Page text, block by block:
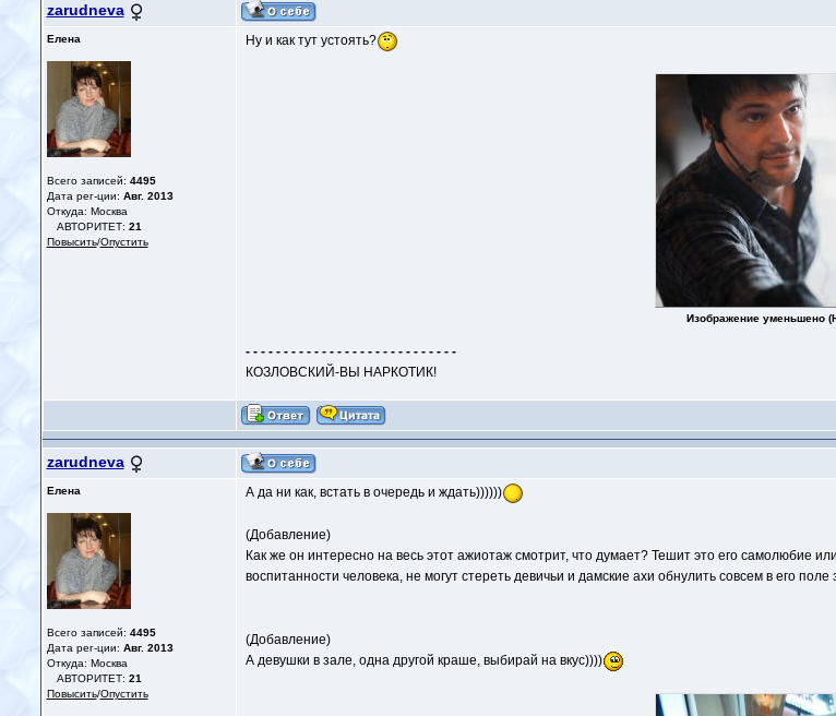
zarudneva
Елена
Всего записей: 4495
Дата рег-ции: Авг. 2013
Откуда: Москва
АВТОРИТЕТ: 21
Повысить/Опустить
Ну и как тут устоять?
Изображение уменьшено
- - - - - - - - - - - - - - - - - - - - - - - - - - - -
КОЗЛОВСКИЙ-ВЫ НАРКОТИК!
zarudneva
Елена
Всего записей: 4495
Дата рег-ции: Авг. 2013
Откуда: Москва
АВТОРИТЕТ: 21
Повысить/Опустить
А да ни как, встать в очередь и ждать))))))
(Добавление)
Как же он интересно на весь этот ажиотаж смотрит, что думает? Тешит это его самолюбие
воспитанности человека, не могут стереть девичьи и дамские ахи обнулить совсем в его
(Добавление)
А девушки в зале, одна другой краше, выбирай на вкус))))